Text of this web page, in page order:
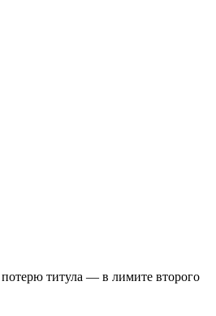
титула — в лимите второго